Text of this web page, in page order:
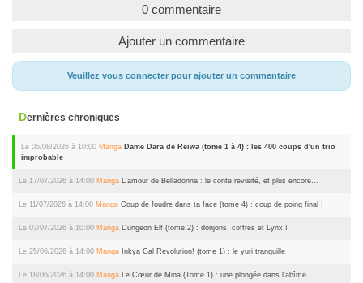
0 commentaire
Ajouter un commentaire
Veuillez vous connecter pour ajouter un commentaire
Dernières chroniques
Le 05/08/2026 à 10:00 Manga Dame Dara de Reiwa (tome 1 à 4) : les 400 coups d'un trio
improbable
Le 17/07/2026 à 14:00 Manga L'amour de Belladonna : le conte revisité, et plus encore...
Le 11/07/2026 à 14:00 Manga Coup de foudre dans ta face (tome 4) : coup de poing final !
Le 03/07/2026 à 10:00 Manga Dungeon Elf (tome 2) : donjons, coffres et Lynx !
Le 25/06/2026 à 14:00 Manga Inkya Gal Revolution! (tome 1) : le yuri tranquille
Le 18/06/2026 à 14:00 Manga Le Cœur de Mina (Tome 1) : une plongée dans l'abîme